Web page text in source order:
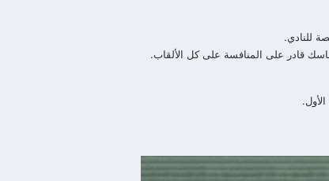
للنادي.
قادر على المنافسة على كل الألقاب.